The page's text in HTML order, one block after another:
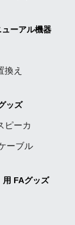
ーアル機器
換え
ッズ
ピーカ
ーブル
用 FAグッズ